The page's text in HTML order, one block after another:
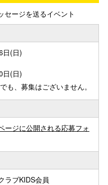
セージを送るイベント
日(日)
日(日)
も、募集はございません。
ージに公開される応募フォ
ラブKIDS会員